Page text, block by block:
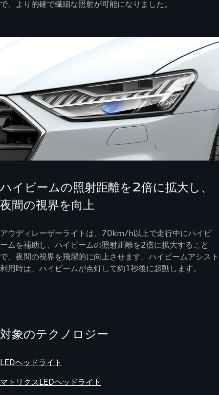
で、より的確で繊細な照射が可能になりました。
ハイビームの照射距離を2倍に拡大し、
夜間の視界を向上
アウディレーザーライトは、70km/h以上で走行中にハイビ
ームを補助し、ハイビームの照射距離を2倍に拡大すること
で、夜間の視界を飛躍的に向上させます。ハイビームアシスト
利用時は、ハイビームが点灯して約1秒後に起動します。
対象のテクノロジー
LEDヘッドライト
マトリクスLEDヘッドライト